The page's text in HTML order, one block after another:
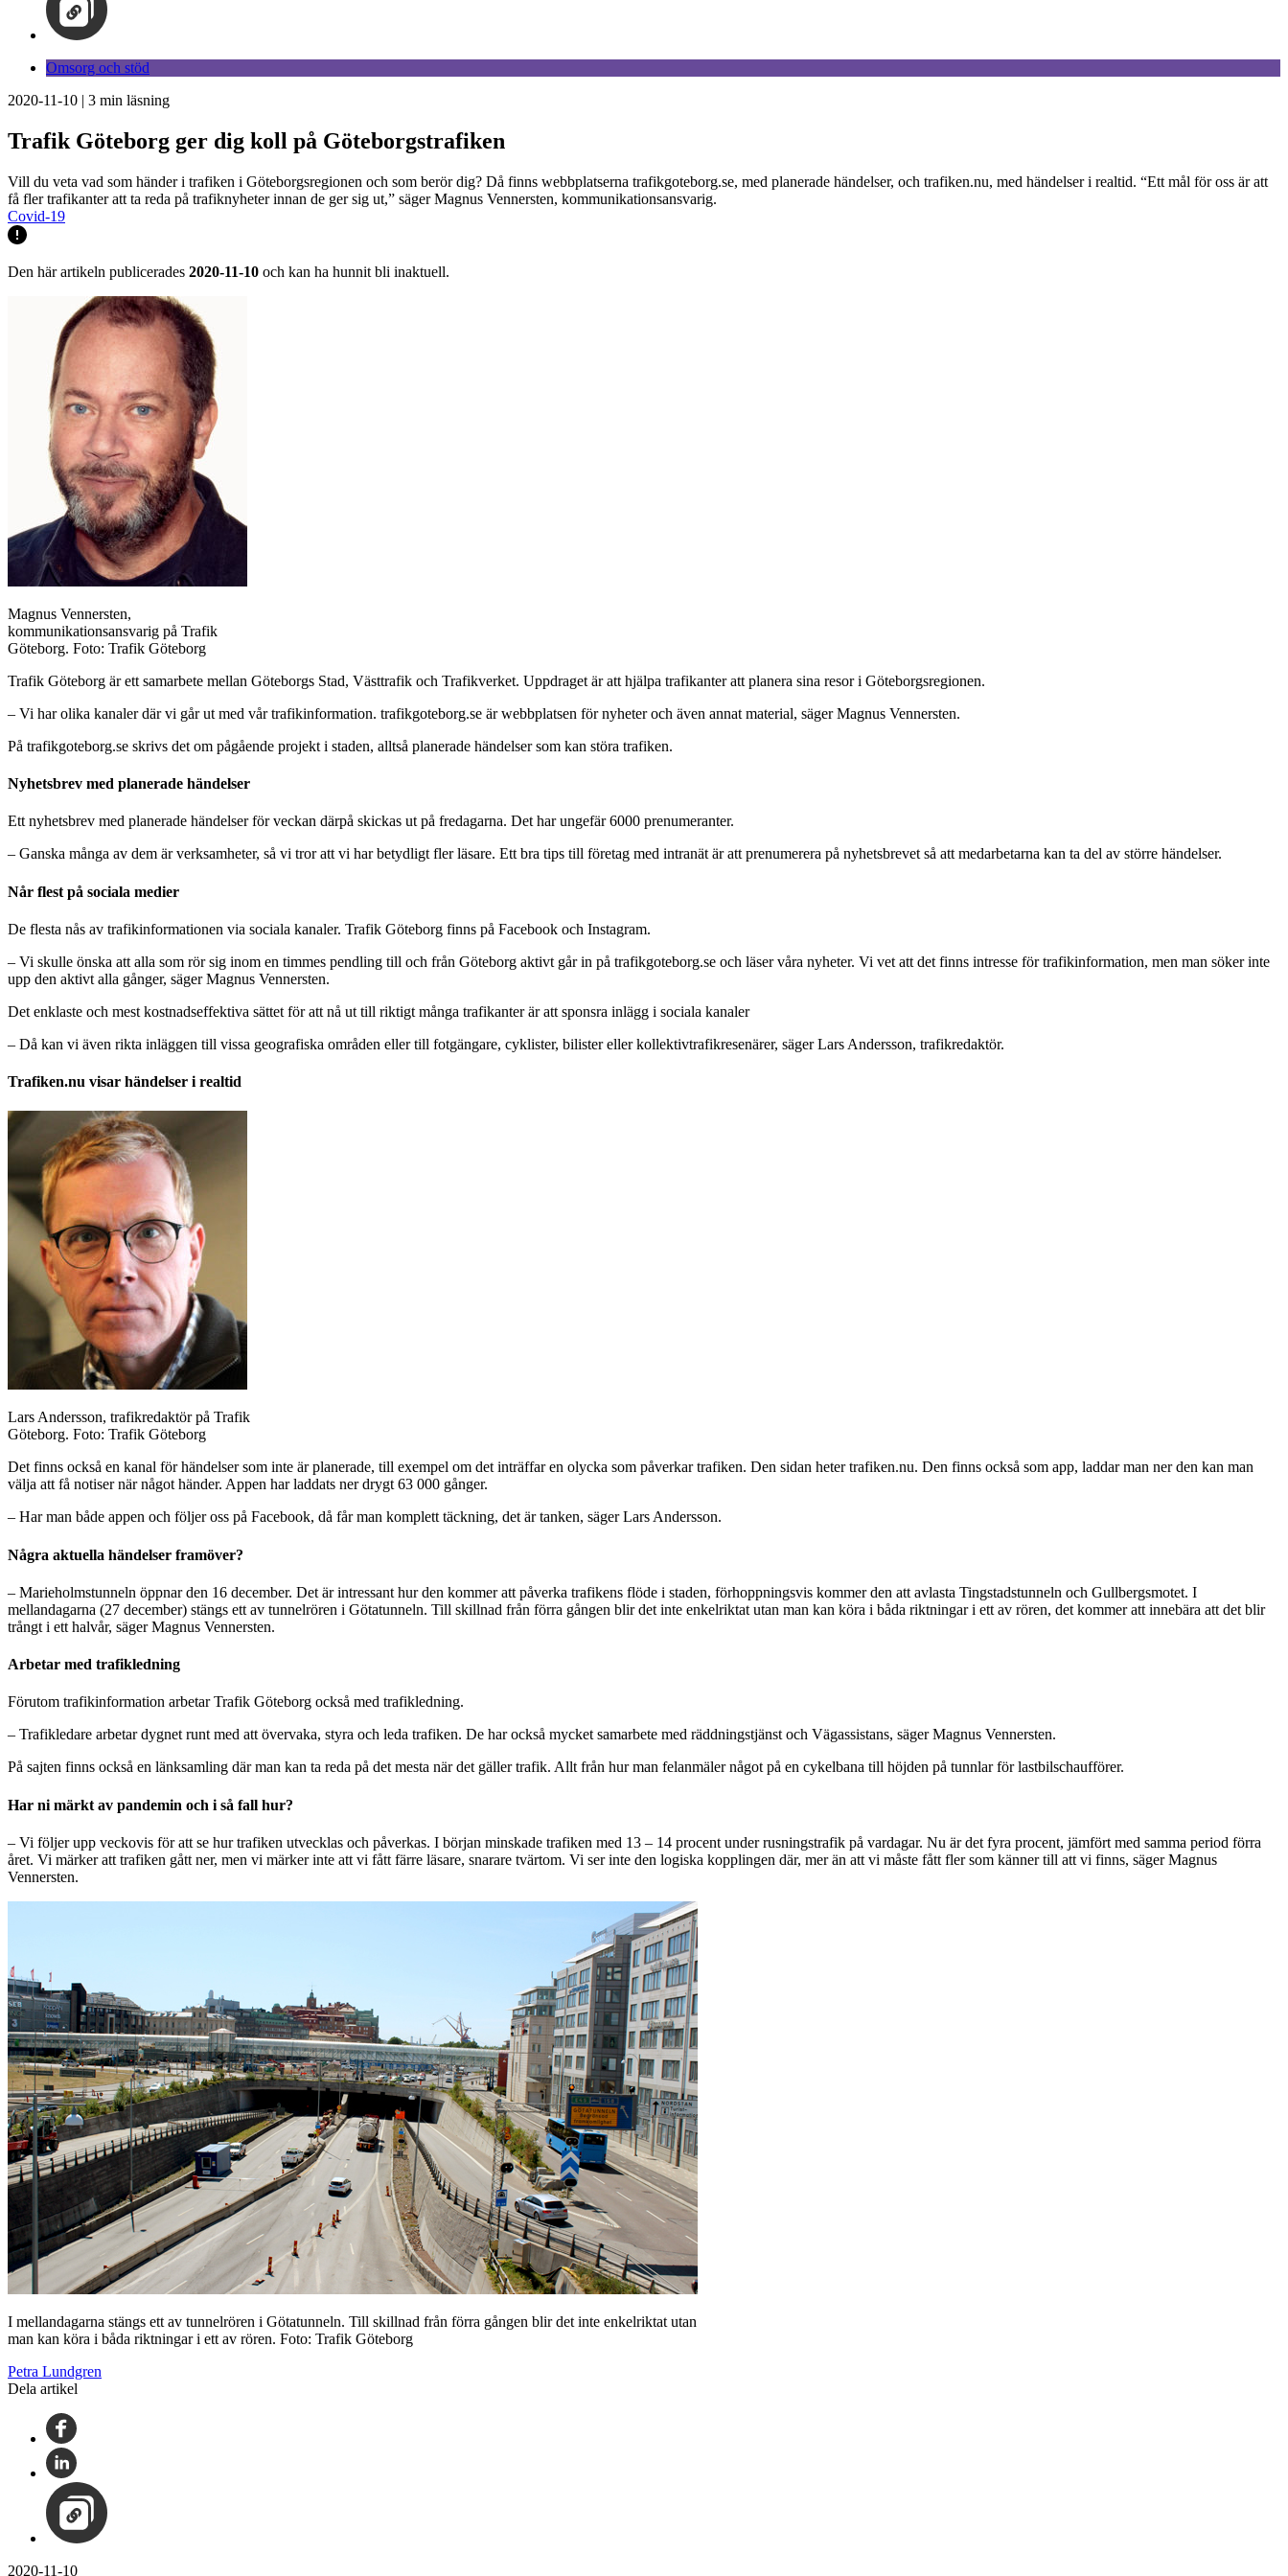
Omsorg och stöd
2020-11-10 | 3 min läsning
Trafik Göteborg ger dig koll på Göteborgstrafiken
Vill du veta vad som händer i trafiken i Göteborgsregionen och som berör dig? Då finns webbplatserna trafikgoteborg.se, med planerade händelser, och trafiken.nu, med händelser i realtid. “Ett mål för oss är att
få fler trafikanter att ta reda på trafiknyheter innan de ger sig ut,” säger Magnus Vennersten, kommunikationsansvarig.
Covid-19
Den här artikeln publicerades 2020-11-10 och kan ha hunnit bli inaktuell.
Magnus Vennersten,
kommunikationsansvarig på Trafik
Göteborg. Foto: Trafik Göteborg
Trafik Göteborg är ett samarbete mellan Göteborgs Stad, Västtrafik och Trafikverket. Uppdraget är att hjälpa trafikanter att planera sina resor i Göteborgsregionen.
– Vi har olika kanaler där vi går ut med vår trafikinformation. trafikgoteborg.se är webbplatsen för nyheter och även annat material, säger Magnus Vennersten.
På trafikgoteborg.se skrivs det om pågående projekt i staden, alltså planerade händelser som kan störa trafiken.
Nyhetsbrev med planerade händelser
Ett nyhetsbrev med planerade händelser för veckan därpå skickas ut på fredagarna. Det har ungefär 6000 prenumeranter.
– Ganska många av dem är verksamheter, så vi tror att vi har betydligt fler läsare. Ett bra tips till företag med intranät är att prenumerera på nyhetsbrevet så att medarbetarna kan ta del av större händelser.
Når flest på sociala medier
De flesta nås av trafikinformationen via sociala kanaler. Trafik Göteborg finns på Facebook och Instagram.
– Vi skulle önska att alla som rör sig inom en timmes pendling till och från Göteborg aktivt går in på trafikgoteborg.se och läser våra nyheter. Vi vet att det finns intresse för trafikinformation, men man söker inte
upp den aktivt alla gånger, säger Magnus Vennersten.
Det enklaste och mest kostnadseffektiva sättet för att nå ut till riktigt många trafikanter är att sponsra inlägg i sociala kanaler
– Då kan vi även rikta inläggen till vissa geografiska områden eller till fotgängare, cyklister, bilister eller kollektivtrafikresenärer, säger Lars Andersson, trafikredaktör.
Trafiken.nu visar händelser i realtid
Lars Andersson, trafikredaktör på Trafik
Göteborg. Foto: Trafik Göteborg
Det finns också en kanal för händelser som inte är planerade, till exempel om det inträffar en olycka som påverkar trafiken. Den sidan heter trafiken.nu. Den finns också som app, laddar man ner den kan man
välja att få notiser när något händer. Appen har laddats ner drygt 63 000 gånger.
– Har man både appen och följer oss på Facebook, då får man komplett täckning, det är tanken, säger Lars Andersson.
Några aktuella händelser framöver?
– Marieholmstunneln öppnar den 16 december. Det är intressant hur den kommer att påverka trafikens flöde i staden, förhoppningsvis kommer den att avlasta Tingstadstunneln och Gullbergsmotet. I
mellandagarna (27 december) stängs ett av tunnelrören i Götatunneln. Till skillnad från förra gången blir det inte enkelriktat utan man kan köra i båda riktningar i ett av rören, det kommer att innebära att det blir
trångt i ett halvår, säger Magnus Vennersten.
Arbetar med trafikledning
Förutom trafikinformation arbetar Trafik Göteborg också med trafikledning.
– Trafikledare arbetar dygnet runt med att övervaka, styra och leda trafiken. De har också mycket samarbete med räddningstjänst och Vägassistans, säger Magnus Vennersten.
På sajten finns också en länksamling där man kan ta reda på det mesta när det gäller trafik. Allt från hur man felanmäler något på en cykelbana till höjden på tunnlar för lastbilschaufförer.
Har ni märkt av pandemin och i så fall hur?
– Vi följer upp veckovis för att se hur trafiken utvecklas och påverkas. I början minskade trafiken med 13 – 14 procent under rusningstrafik på vardagar. Nu är det fyra procent, jämfört med samma period förra
året. Vi märker att trafiken gått ner, men vi märker inte att vi fått färre läsare, snarare tvärtom. Vi ser inte den logiska kopplingen där, mer än att vi måste fått fler som känner till att vi finns, säger Magnus
Vennersten.
I mellandagarna stängs ett av tunnelrören i Götatunneln. Till skillnad från förra gången blir det inte enkelriktat utan
man kan köra i båda riktningar i ett av rören. Foto: Trafik Göteborg
Petra Lundgren
Dela artikel
2020-11-10